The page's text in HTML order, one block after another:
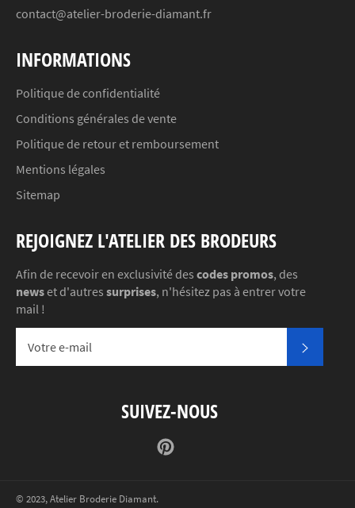
contact@atelier-broderie-diamant.fr
INFORMATIONS
Politique de confidentialité
Conditions générales de vente
Politique de retour et remboursement
Mentions légales
Sitemap
REJOIGNEZ L'ATELIER DES BRODEURS
Afin de recevoir en exclusivité des codes promos, des
newset d'autres surprises, n'hésitez pas à entrer votre
mail !
SUIVEZ-NOUS
© 2023,Atelier Broderie Diamant.